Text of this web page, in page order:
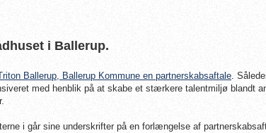
i Ballerup.
Ballerup, Ballerup Kommune en partnerskabsaftale.
med henblik på at skabe et stærkere talentmiljø blandt
i går sine underskrifter på en forlængelse af